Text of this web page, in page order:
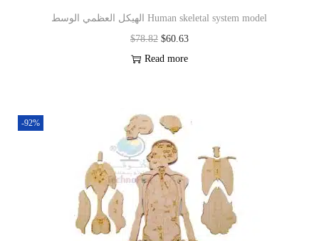
الهيكل العظمي الوسط Human skeletal system model
$78.82 $60.63
Read more
-92%